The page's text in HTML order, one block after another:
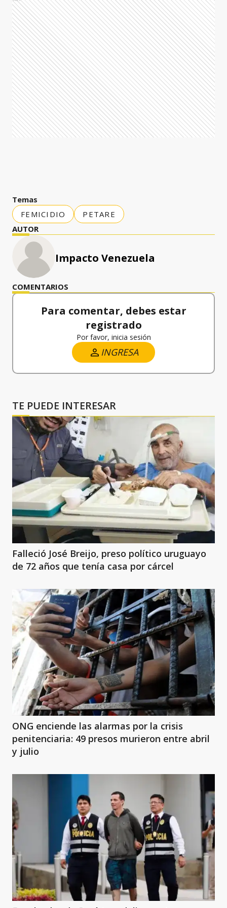
Temas
FEMICIDIO
PETARE
AUTOR
Impacto Venezuela
COMENTARIOS
Para comentar, debes estar
registrado
Por favor, inicia sesión
INGRESA
TE PUEDE INTERESAR
Falleció José Breijo, preso político uruguayo
de 72 años que tenía casa por cárcel
ONG enciende las alarmas por la crisis
penitenciaria: 49 presos murieron entre abril
y julio